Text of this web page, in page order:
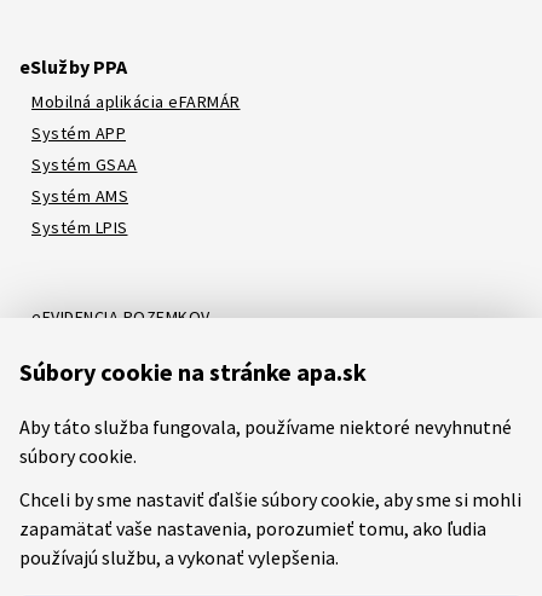
Súbory cookie na stránke apa.sk
Aby táto služba fungovala, používame niektoré nevyhnutné
súbory cookie.
Chceli by sme nastaviť ďalšie súbory cookie, aby sme si mohli
zapamätať vaše nastavenia, porozumieť tomu, ako ľudia
používajú službu, a vykonať vylepšenia.
eSlužby PPA
Mobilná aplikácia eFARMÁR
Systém APP
Systém GSAA
Systém AMS
Systém LPIS
eEVIDENCIA POZEMKOV
Systém LORI
Systém ITMS
Etický kódex Mapa stránok RSS Youtube Facebook
Predchádzajúca verzia stránky